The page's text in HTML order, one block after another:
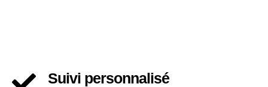
Suivi personnalisé